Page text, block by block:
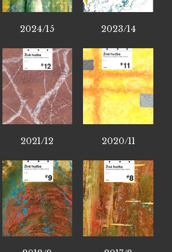
2024/15 2023/14
2021/12 2020/11